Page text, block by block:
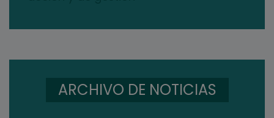
ARCHIVO DE NOTICIAS